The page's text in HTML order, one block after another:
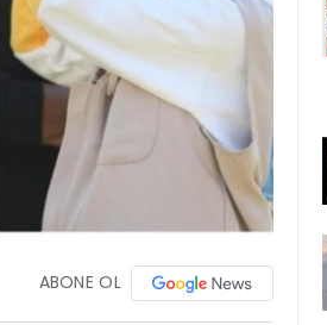
ABONE OL